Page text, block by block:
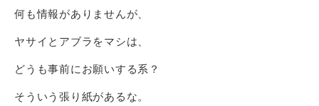
何も情報がありませんが、
ヤサイとアブラをマシは、
どうも事前にお願いする系？
そういう張り紙があるな。